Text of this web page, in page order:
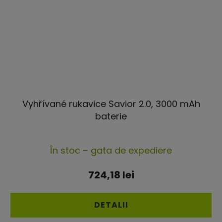
Vyhřívané rukavice Savior 2.0, 3000 mAh
baterie
medie
a
este
5,0
În stoc – gata de expediere
724,18 lei
DETALII